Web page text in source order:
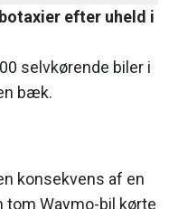
efter uheld i
selvkørende biler i
bæk.
konsekvens af en
tom Waymo-bil kørte